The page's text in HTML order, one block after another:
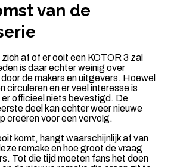
van de
af of er ooit een KOTOR 3 zal
is daar echter weinig over
de makers en uitgevers. Hoewel
circuleren en er veel interesse is
officieel niets bevestigd. De
deel kan echter weer nieuwe
creëren voor een vervolg.
komt, hangt waarschijnlijk af van
remake en hoe groot de vraag
Tot die tijd moeten fans het doen